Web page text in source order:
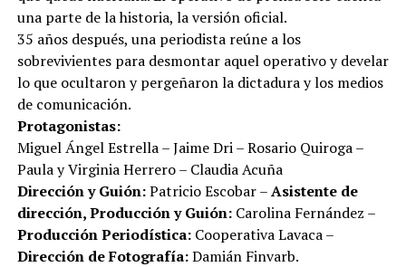
una parte de la historia, la versión oficial.
35 años después, una periodista reúne a los
sobrevivientes para desmontar aquel operativo y develar
lo que ocultaron y pergeñaron la dictadura y los medios
de comunicación.
Protagonistas:
Miguel Ángel Estrella – Jaime Dri – Rosario Quiroga –
Paula y Virginia Herrero – Claudia Acuña
Dirección y Guión:Patricio Escobar –Asistente de
dirección, Producción y Guión:Carolina Fernández –
Producción Periodística:Cooperativa Lavaca –
Dirección de Fotografía:Damián Finvarb.